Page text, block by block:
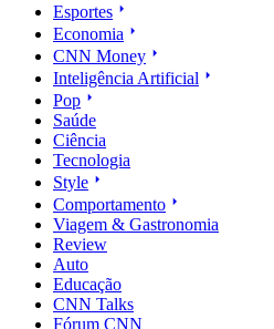
Esportes
Economia
CNN Money
Inteligência Artificial
Pop
Saúde
Ciência
Tecnologia
Style
Comportamento
Viagem & Gastronomia
Review
Auto
Educação
CNN Talks
Fórum CNN